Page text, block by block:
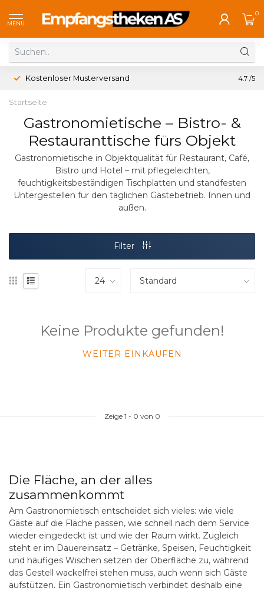
MENU
0
Kostenloser Musterversand 4.7 /5
Startseite
Gastronomietische – Bistro- &
Restauranttische fürs Objekt
Gastronomietische in Objektqualität für Restaurant, Café,
Bistro und Hotel – mit pflegeleichten,
feuchtigkeitsbeständigen Tischplatten und standfesten
Untergestellen für den täglichen Gästebetrieb. Innen und
außen.
Filter
Keine Produkte gefunden!
WEITER EINKAUFEN
Zeige 1 - 0 von 0
Die Fläche, an der alles
zusammenkommt
Am Gastronomietisch entscheidet sich vieles: wie viele
Gäste auf die Fläche passen, wie schnell nach dem Service
wieder eingedeckt ist und wie der Raum wirkt. Zugleich
steht er im Dauereinsatz – Getränke, Speisen, Feuchtigkeit
und häufiges Wischen setzen der Oberfläche zu, während
das Gestell wackelfrei stehen muss, auch wenn sich Gäste
aufstützen. Ein Gastronomietisch verbindet deshalb eine